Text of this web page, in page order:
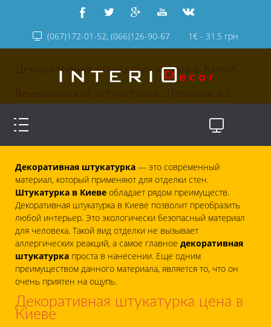
(067)172-01-52, (066)126-90-67 1€ - 31.5 грн
Декоративная штукатурка цена в Киеве.
Венецианская штукатурка. Лепнина из
полиуретана: (067)172-01-52, (066)126-90-
Декоративная штукатурка — это современный
материал, который применяют для отделки стен.
Штукатурка в Киеве обладает рядом преимуществ.
Декоративная штукатурка в Киеве позволит преобразить
любой интерьер. Это экологически безопасный материал
для человека. Такой вид отделки не вызывает
аллергических реакций, а самое главное декоративная
штукатурка проста в нанесении. Еще одним
преимуществом данного материала, является то, что он
очень приятен на ощупь.
Декоративная штукатурка цена в
Киеве